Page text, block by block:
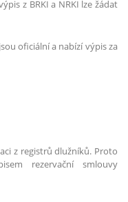
z BRKI a NRKI lze žádat
oficiální a nabízí výpis za
z registrů dlužníků. Proto
rezervační smlouvy